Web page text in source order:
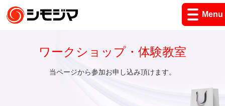
Menu
ワークショップ・体験教室
当ページから参加お申し込み頂けます。